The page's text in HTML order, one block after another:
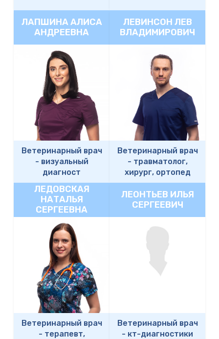
ЛАПШИНА АЛИСА
АНДРЕЕВНА
Ветеринарный врач
- визуальный
диагност
ЛЕВИНСОН ЛЕВ
ВЛАДИМИРОВИЧ
Ветеринарный врач
- травматолог,
хирург, ортопед
ЛЕДОВСКАЯ
НАТАЛЬЯ
СЕРГЕЕВНА
Ветеринарный врач
- терапевт,
ЛЕОНТЬЕВ ИЛЬЯ
СЕРГЕЕВИЧ
Ветеринарный врач
- кт-диагностики